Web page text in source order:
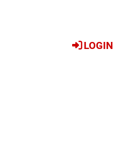
LOGIN